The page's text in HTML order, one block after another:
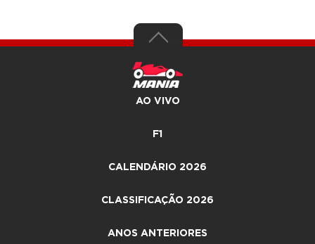
AO VIVO
F1
CALENDÁRIO 2026
CLASSIFICAÇÃO 2026
ANOS ANTERIORES